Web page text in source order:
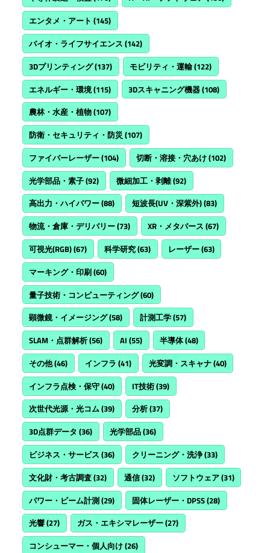
エンタメ・アート (145)
バイオ・ライフサイエンス (142)
3Dプリンティング(137) モビリティ・運輸(122)
エネルギー・環境(115) 3Dスキャニング機器(108)
農林・水産・植物(107)
防衛・セキュリティ・防災(107)
ファイバーレーザー(104) 切断・溶接・穴あけ(102)
光学部品・素子(92) 微細加工・剥離(92)
高出力・ハイパワー(88) 短波長(UV・深紫外)(83)
物流・倉庫・デリバリー(73) XR・メタバース (67)
可視光(RGB)(67) 科学研究(63) レーザー(63)
マーキング・印刷(60)
量子技術・コンピューティング(60)
顕微鏡・イメージング(58) 計測工学(57)
SLAM・点群解析(56) AI (55) 半導体(48)
その他(46) インフラ (41) 光変調・スキャナ(40)
インフラ点検・保守(40) IT技術(39)
次世代光源・光コム(39) 分析(37)
3D点群データ (36) 光学部品(36)
ビジネス・サービス (36) クリーニング・洗浄(33)
文化財・考古調査(32) 通信(32) ソフトウェア(31)
パワー・ビーム計測(29) 固体レーザー・DPSS(28)
光響(27) ガス・エキシマレーザー(27)
コンシューマー・個人向け(26)